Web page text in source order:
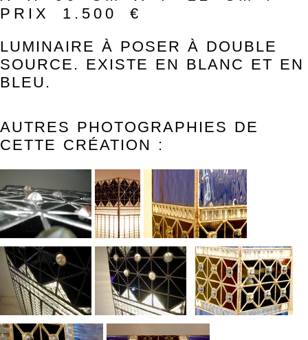
PRIX 1.500 €
LUMINAIRE À POSER À DOUBLE
SOURCE. EXISTE EN BLANC ET EN
BLEU.
AUTRES PHOTOGRAPHIES DE
CETTE CRÉATION :